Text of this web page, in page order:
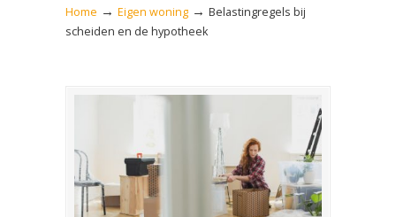
Home → Eigen woning → Belastingregels bij
scheiden en de hypotheek